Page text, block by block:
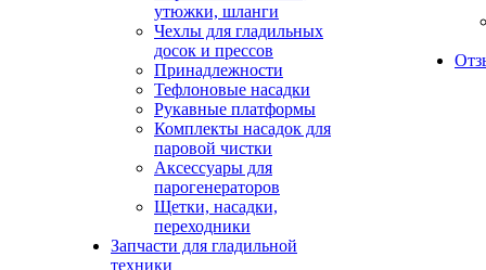
утюжки, шланги
Чехлы для гладильных
досок и прессов
Принадлежности
Тефлоновые насадки
Рукавные платформы
Комплекты насадок для
паровой чистки
Аксессуары для
парогенераторов
Щетки, насадки,
переходники
Запчасти для гладильной
техники